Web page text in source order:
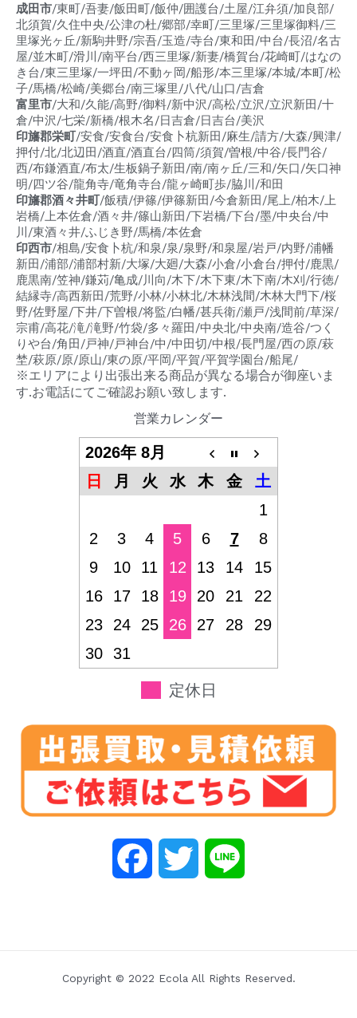
成田市/東町/吾妻/飯田町/飯仲/囲護台/土屋/江弁須/加良部/
北須賀/久住中央/公津の杜/郷部/幸町/三里塚/三里塚御料/三
里塚光ヶ丘/新駒井野/宗吾/玉造/寺台/東和田/中台/長沼/名古
屋/並木町/滑川/南平台/西三里塚/新妻/橋賀台/花崎町/はなの
き台/東三里塚/一坪田/不動ヶ岡/船形/本三里塚/本城/本町/松
子/馬橋/松崎/美郷台/南三塚里/八代/山口/吉倉
富里市/大和/久能/高野/御料/新中沢/高松/立沢/立沢新田/十
倉/中沢/七栄/新橋/根木名/日吉倉/日吉台/美沢
印旛郡栄町/安食/安食台/安食卜杭新田/麻生/請方/大森/興津/
押付/北/北辺田/酒直/酒直台/四筒/須賀/曽根/中谷/長門谷/
西/布鎌酒直/布太/生板鍋子新田/南/南ヶ丘/三和/矢口/矢口神
明/四ツ谷/龍角寺/竜角寺台/龍ヶ崎町歩/脇川/和田
印旛郡酒々井町/飯積/伊篠/伊篠新田/今倉新田/尾上/柏木/上
岩橋/上本佐倉/酒々井/篠山新田/下岩橋/下台/墨/中央台/中
川/東酒々井/ふじき野/馬橋/本佐倉
印西市/相島/安食卜杭/和泉/泉/泉野/和泉屋/岩戸/内野/浦幡
新田/浦部/浦部村新/大塚/大廻/大森/小倉/小倉台/押付/鹿黒/
鹿黒南/笠神/鎌苅/亀成/川向/木下/木下東/木下南/木刈/行徳/
結縁寺/高西新田/荒野/小林/小林北/木林浅間/木林大門下/桜
野/佐野屋/下井/下曽根/将監/白幡/甚兵衛/瀬戸/浅間前/草深/
宗甫/高花/滝/滝野/竹袋/多々羅田/中央北/中央南/造谷/つく
りや台/角田/戸神/戸神台/中/中田切/中根/長門屋/西の原/萩
埜/萩原/原/原山/東の原/平岡/平賀/平賀学園台/船尾/
※エリアにより出張出来る商品が異なる場合が御座いま
す.お電話にてご確認お願い致します.
営業カレンダー
2026年 8月
日
月 火 水 木 金
土
1
2
3 4 5 6 7
8
9
10 11 12 13 14
15
16
17 18 19 20 21
22
23
24 25 26 27 28
29
30
31
定休日
e t e
Copyright © 2022 Ecola All Rights Reserved.